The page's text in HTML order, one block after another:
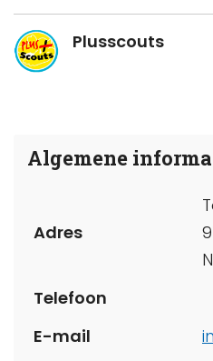
Plusscouts
Algemene
Adres
Telefoon
E-mail